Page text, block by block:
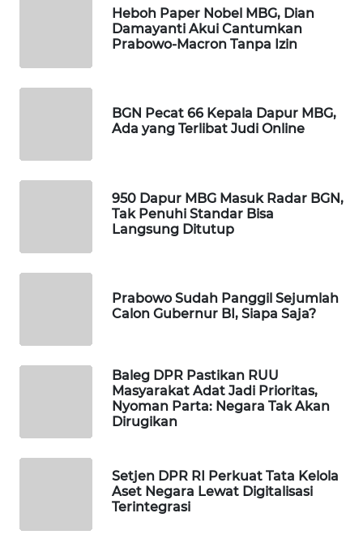
Heboh Paper Nobel MBG, Dian
Damayanti Akui Cantumkan
Prabowo-Macron Tanpa Izin
BGN Pecat 66 Kepala Dapur MBG,
Ada yang Terlibat Judi Online
950 Dapur MBG Masuk Radar BGN,
Tak Penuhi Standar Bisa
Langsung Ditutup
Prabowo Sudah Panggil Sejumlah
Calon Gubernur BI, Siapa Saja?
Baleg DPR Pastikan RUU
Masyarakat Adat Jadi Prioritas,
Nyoman Parta: Negara Tak Akan
Dirugikan
Setjen DPR RI Perkuat Tata Kelola
Aset Negara Lewat Digitalisasi
Terintegrasi
SELEB
LAPAK
Network